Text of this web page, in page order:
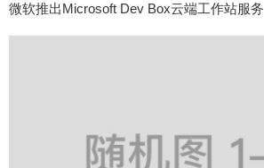
微软推出Microsoft Dev Box云端工作站服务